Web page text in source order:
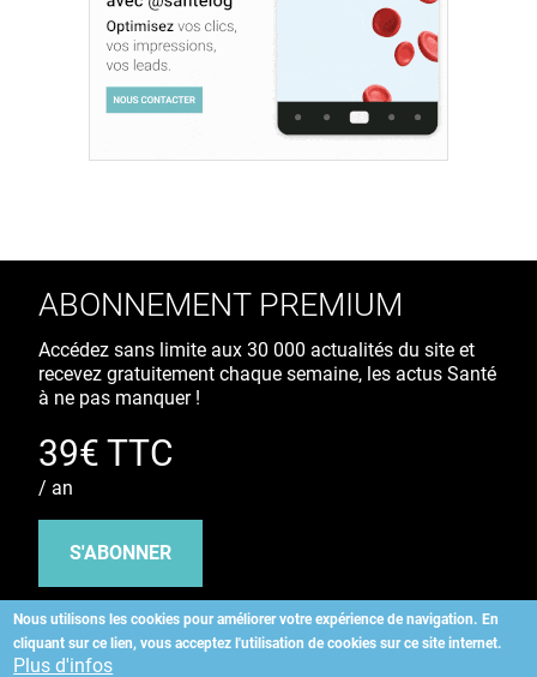
Nous utilisons les cookies pour améliorer votre expérience de navigation. En
cliquant sur ce lien, vous acceptez l'utilisation de cookies sur ce site internet.
Plus d'infos
ABONNEMENT PREMIUM
Accédez sans limite aux 30 000 actualités du site et
recevez gratuitement chaque semaine, les actus Santé
à ne pas manquer !
39€ TTC
/ an
S'ABONNER
Copyright©2026 ALLIEDHEALTH